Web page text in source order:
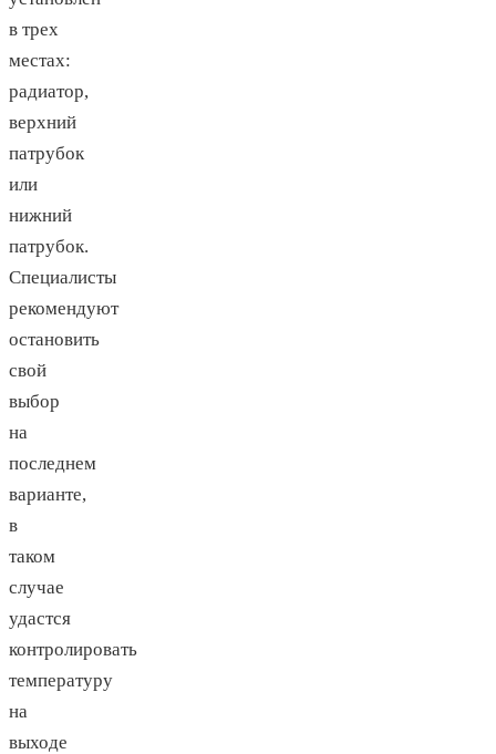
в трех
местах:
радиатор,
верхний
патрубок
или
нижний
патрубок.
Специалисты
рекомендуют
остановить
свой
выбор
на
последнем
варианте,
в
таком
случае
удастся
контролировать
температуру
на
выходе